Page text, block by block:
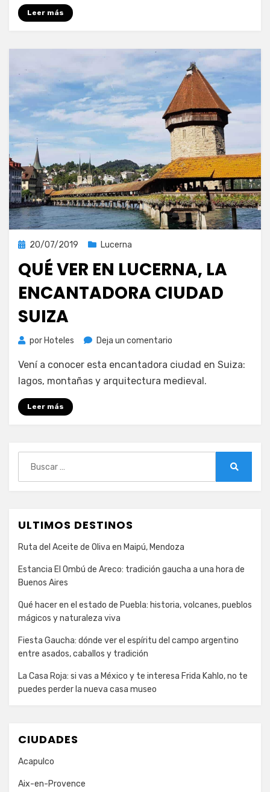
Leer más
Publicada
20/07/2019 Lucerna
QUÉ VER EN LUCERNA, LA
ENCANTADORA CIUDAD
SUIZA
por Hoteles Deja un comentario
ver
en
Vení a conocer esta encantadora ciudad en Suiza:
lagos, montañas y arquitectura medieval.
Leer más
ULTIMOS DESTINOS
Ruta del Aceite de Oliva en Maipú, Mendoza
Estancia El Ombú de Areco: tradición gaucha a una hora de
Buenos Aires
Qué hacer en el estado de Puebla: historia, volcanes, pueblos
mágicos y naturaleza viva
Fiesta Gaucha: dónde ver el espíritu del campo argentino
entre asados, caballos y tradición
La Casa Roja: si vas a México y te interesa Frida Kahlo, no te
puedes perder la nueva casa museo
CIUDADES
Acapulco
Aix-en-Provence